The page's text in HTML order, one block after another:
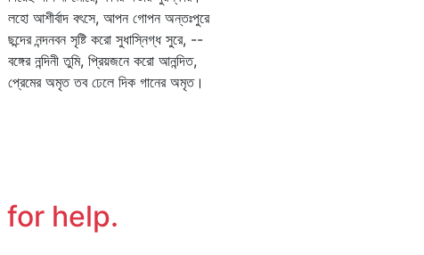
লহো আশীর্বাদ বৎসে, আপন গোপন অন্তঃপুরে
ছন্দের নন্দনবন সৃষ্টি করো সুধাস্নিগ্ধ সুরে, --
বঙ্গের নন্দিনী তুমি, প্রিয়জনে করো আনন্দিত,
প্রেমের অমৃত তব ঢেলে দিক গানের অমৃত।
for help.